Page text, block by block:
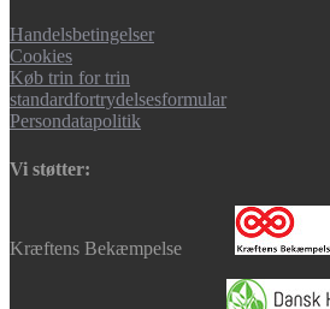
Handelsbetingelser
Cookies
Køb trin for trin
standardfortrydelsesformular
Persondatapolitik
Vi støtter:
Kræftens Bekæmpelse